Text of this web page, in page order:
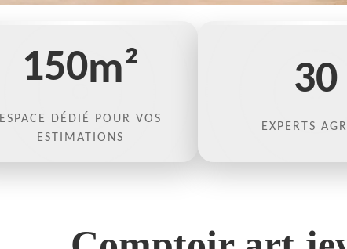
150m²
ESPACE DÉDIÉ POUR VOS
ESTIMATIONS
30
EXPERTS